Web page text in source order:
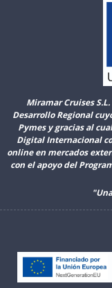
Miramar Cruises
Desarrollo Regional
Pymes y gracias al
Digital Internacional
online en mercados
con el apoyo del